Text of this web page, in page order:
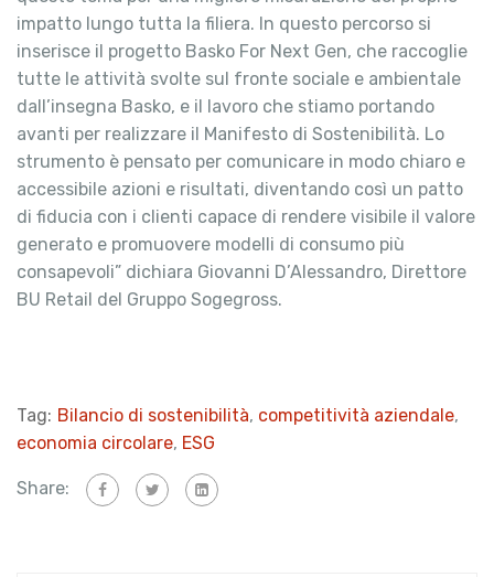
impatto lungo tutta la filiera. In questo percorso si
inserisce il progetto Basko For Next Gen, che raccoglie
tutte le attività svolte sul fronte sociale e ambientale
dall’insegna Basko, e il lavoro che stiamo portando
avanti per realizzare il Manifesto di Sostenibilità. Lo
strumento è pensato per comunicare in modo chiaro e
accessibile azioni e risultati, diventando così un patto
di fiducia con i clienti capace di rendere visibile il valore
generato e promuovere modelli di consumo più
consapevoli” dichiara Giovanni D’Alessandro, Direttore
BU Retail del Gruppo Sogegross.
Tag: Bilancio di sostenibilità, competitività aziendale,
economia circolare, ESG
Share: